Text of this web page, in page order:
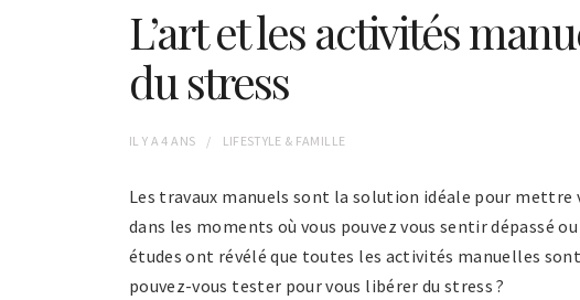
L’art et les activités
du stress
IL Y A4 ANS LIFESTYLE & FAMILLE
Les travaux manuels sont la solution idéale pour
dans les moments où vous pouvez vous sentir dépassé
études ont révélé que toutes les activités manuelles
pouvez-vous tester pour vous libérer du stress ?